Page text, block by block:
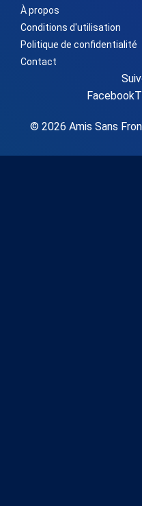
À propos
Conditions d'utilisation
Politique de confidentialité
Contact
Facebook
© 2026 Amis Sans